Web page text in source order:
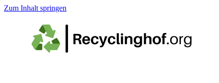
Zum Inhalt springen